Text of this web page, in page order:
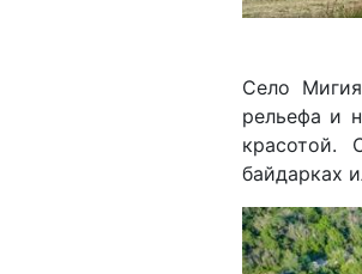
Село
рельефа и
красотой.
байдарках